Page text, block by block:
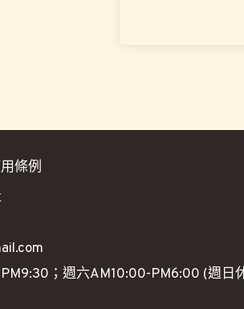
條例
；週六AM10:00-PM6:00 (週日